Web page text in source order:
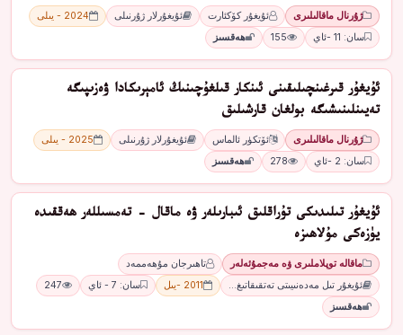
ژۇرنال ماقالىلىرى ئۇيغۇر كۆكئارت ئۇيغۇرلار ژۇرنىلى
2024 - يىلى
سان: 11 -ئاي
155 ھەقسىز
ئۇيغۇر ﻗﯩﺮﻏﯩﻨﭽﯩﻠﯩﻘﯩﻨﻰ ﺋﯩﻨﻜﺎر ﻗﯩﻠﻐﯘﭼﯩﻨﯩﯔ ﺋﺎﻣﯧﺮﯨﻜﺎدا ۋەزﯨﭙﯩﮕﻪ
ﺗﻪﻳﯩﻨﻠﯩﻨﯩﺸﯩﮕﻪ ﺑﻮﻟﻐﺎﻥ ﻗﺎرﺷﯩﻠﯩﻖ
ژۇرنال ماقالىلىرى ﺋﯚﺗﻜﯜﺭ ﺋﺎﻟﻤﺎﺱ ئۇيغۇرلار ژۇرنىلى
2025 - يىلى
سان: 2 -ئاي
278 ھەقسىز
ئۇيغۇر تىلىدىكى تۇراقلىق ئىبارىلەر ۋە ماقال - تەمسىللەر ھەققىدە
يۈزەكى مۇلاھىزە
ماقالە توپلاملىرى ۋە مەجمۇئەلەر
تاھىرجان مۇھەممەد
ئۇيغۇر تىل مەدەنىيىتى تەتقىقاتىغ…
2011 -يىل سان: 7 - ئاي
247
ھەقسىز